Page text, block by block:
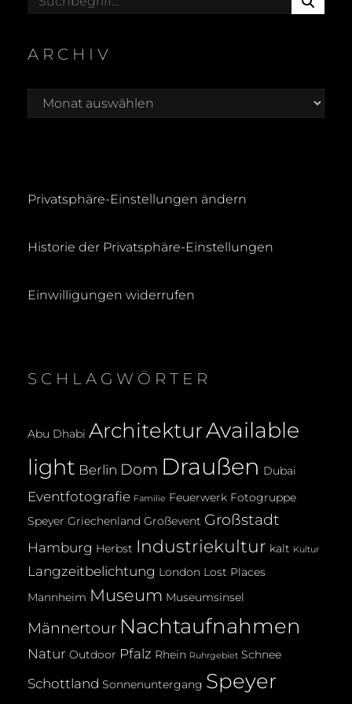
E
ARCHIV
Archiv
Privatsphäre-Einstellungen ändern
Historie der Privatsphäre-Einstellungen
Einwilligungen widerrufen
SCHLAGWÖRTER
Abu Dhabi ArchitekturAvailable
light Berlin Dom Draußen Dubai
Eventfotografie Familie Feuerwerk Fotogruppe
Speyer Griechenland Großevent Großstadt
Hamburg Herbst Industriekultur kalt Kultur
Langzeitbelichtung London Lost Places
Mannheim Museum Museumsinsel
Männertour Nachtaufnahmen
Natur Outdoor Pfalz Rhein Ruhrgebiet Schnee
Schottland Sonnenuntergang Speyer